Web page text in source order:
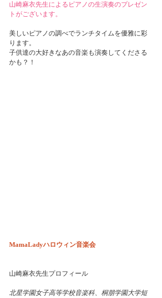
山崎麻衣先生によるピアノの生演奏のプレゼン
トがございます。
美しいピアノの調べでランチタイムを優雅に彩
ります。
子供達の大好きなあの音楽も演奏してくださる
かも？！
MamaLadyハロウィン音楽会
山崎麻衣先生プロフィール
北星学園女子高等学校音楽科、桐朋学園大学短